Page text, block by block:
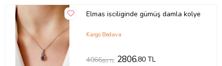
Elmas isciliginde gümüş damla kolye
Kargo Bedava
4066,80 TL 2806,80 TL